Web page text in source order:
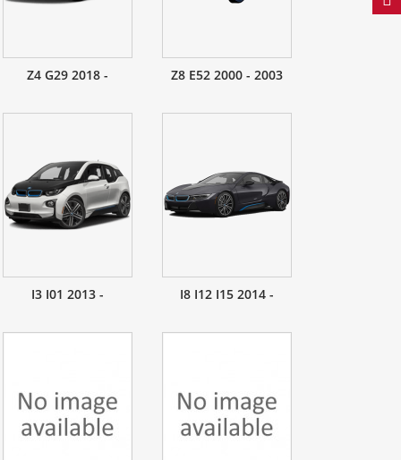
Z4 G29 2018 - Z8 E52 2000 - 2003
I3 I01 2013 - I8 I12 I15 2014 -